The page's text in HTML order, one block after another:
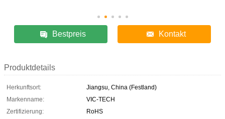
Bestpreis Kontakt
Produktdetails
Herkunftsort:
Jiangsu, China (Festland)
Markenname:
VIC-TECH
Zertifizierung:
RoHS